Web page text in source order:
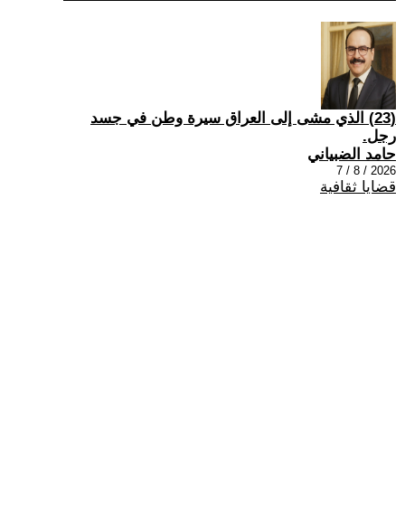
(23) الذي مشى إلى العراق سيرة وطن في جسد
رجل.
حامد الضبياني
2026 / 8 / 7
قضايا ثقافية